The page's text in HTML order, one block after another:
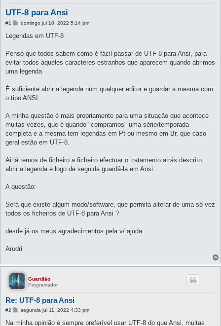
UTF-8 para Ansi
#1
M
n
g
m
domingo jul 10, 2022 5:14 pm
Legendas em UTF-8
Penso que todos sabem como é fácil passar de UTF-8 para Ansi, para
evitar todos aqueles caracteres estranhos que aparecem quando abrimos
uma legenda
É suficiente abrir a legenda num qualquer editor e guardar a mesma com
o tipo ANSI.
A minha questão é mais propriamente para uma situação que acontece
muitas vezes, que é quando "compramos" uma série/temporada
completa e a mesma tem legendas em Pt ou mesmo em Br, que caso
geral estão em UTF-8.
Ai lá temos de ficheiro a ficheiro efectuar o tratamento atrás descrito,
abrir a legenda e logo de seguida guardá-la em Ansi.
A questão:
Será que existe algum modo/software, que permita alterar de uma só vez
todos os ficheiros de UTF-8 para Ansi ?
desde já os meus agradecimentos pela v/ ajuda.
Arodri
Guardião
Programador
Re: UTF-8 para Ansi
#2
M
n
segunda jul 11, 2022 4:33 pm
Na minha opinião é sempre preferível usar UTF-8 do que Ansi, muitas